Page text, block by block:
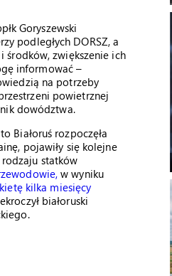
Goryszewski
podległych DORSZ, a
środków, zwiększenie ich
informować –
na potrzeby
powietrznej
dowództwa.
Białoruś rozpoczęła
pojawiły się kolejne
statków
w wyniku
kilka miesięcy
białoruski